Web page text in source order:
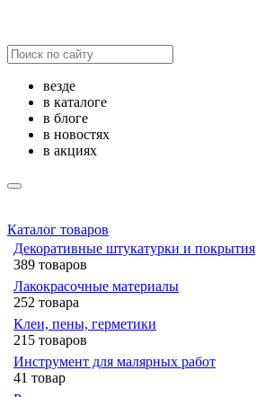
везде
в каталоге
в блоге
в новостях
в акциях
Каталог товаров
Декоративные штукатурки и покрытия
389 товаров
Лакокрасочные материалы
252 товара
Клеи, пены, герметики
215 товаров
Инструмент для малярных работ
41 товар